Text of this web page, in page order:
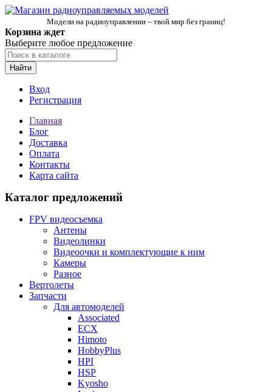
Модели на радиоуправлении – твой мир без границ!
Корзина ждет
Выберите любое предложение
Найти
Вход
Регистрация
Главная
Блог
Доставка
Оплата
Контакты
Карта сайта
Каталог предложений
FPV видеосъемка
Антены
Видеолинки
Видеоочки и комплектующие к ним
Камеры
Разное
Вертолеты
Запчасти
Для автомоделей
Associated
ECX
Himoto
HobbyPlus
HPI
HSP
Kyosho